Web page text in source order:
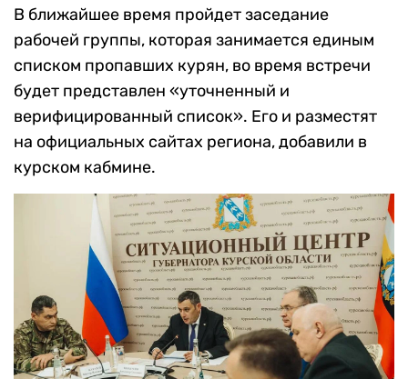
В ближайшее время пройдет заседание
рабочей группы, которая занимается единым
списком пропавших курян, во время встречи
будет представлен «уточненный и
верифицированный список». Его и разместят
на официальных сайтах региона, добавили в
курском кабмине.